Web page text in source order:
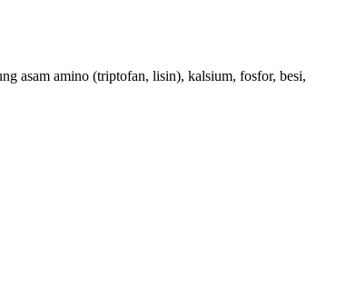
asam amino (triptofan, lisin), kalsium, fosfor, besi,